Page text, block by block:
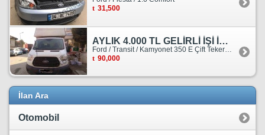
31,500
AYLIK 4.000 TL GELİRLİ İŞİ İLE BİRLİKTE SATILIKTIR.
90,000
İlan Ara
Otomobil